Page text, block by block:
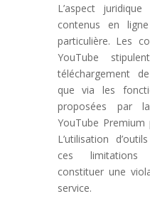
L’aspect
contenus en
particulière. Les
YouTube
téléchargement
que via les
proposées par
YouTube
L’utilisation
ces limitations
constituer une
service.